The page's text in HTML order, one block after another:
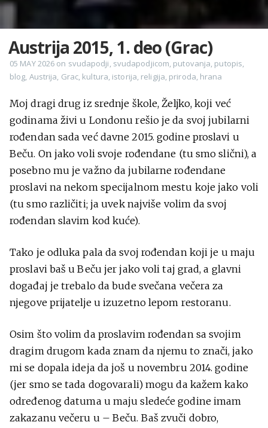
Austrija 2015, 1. deo (Grac)
05 MAY 2026 on svudapodji, svudapodjicom, putovanja, putopis,
blog, Austrija, Grac, kultura, istorija, religija, priroda, hrana
Moj dragi drug iz srednje škole, Željko, koji već
godinama živi u Londonu rešio je da svoj jubilarni
rođendan sada već davne 2015. godine proslavi u
Beču. On jako voli svoje rođendane (tu smo slični), a
posebno mu je važno da jubilarne rođendane
proslavi na nekom specijalnom mestu koje jako voli
(tu smo različiti; ja uvek najviše volim da svoj
rođendan slavim kod kuće).
Tako je odluka pala da svoj rođendan koji je u maju
proslavi baš u Beču jer jako voli taj grad, a glavni
događaj je trebalo da bude svečana večera za
njegove prijatelje u izuzetno lepom restoranu.
Osim što volim da proslavim rođendan sa svojim
dragim drugom kada znam da njemu to znači, jako
mi se dopala ideja da još u novembru 2014. godine
(jer smo se tada dogovarali) mogu da kažem kako
određenog datuma u maju sledeće godine imam
zakazanu večeru u – Beču. Baš zvuči dobro,